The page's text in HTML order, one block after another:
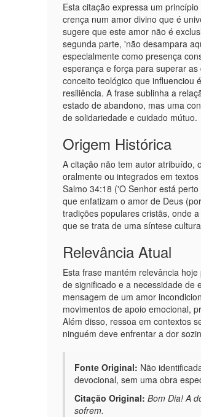
Esta citação expressa um
crença num amor divino que é
sugere que este amor não é
segunda parte, 'não desampara
especialmente como presença
esperança e força para superar
conceito teológico que influenciou
resiliência. A frase sublinha a
estado de abandono, mas uma
de solidariedade e cuidado mútuo.
Origem Histórica
A citação não tem autor atribuído,
oralmente ou integrados em
Salmo 34:18 ('O Senhor está
que enfatizam o amor de Deus
tradições populares cristãs, onde
que se trata de uma síntese
Relevância Atual
Esta frase mantém relevância
de significado e a necessidade de
mensagem de um amor
movimentos de apoio emocional,
Além disso, ressoa em contextos
ninguém deve enfrentar a dor
Fonte Original: Não
devocional, sem uma obra
Citação Original: Bom Dia! A
sofrem.